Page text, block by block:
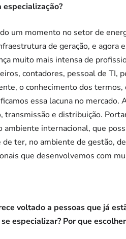
especialização?
um momento no setor de
de geração, e agora
muito mais intensa de
contadores, pessoal de TI,
o conhecimento dos
essa lacuna no
transmissão e distribuição.
ambiente internacional, que
de ter, no ambiente de gestão,
que desenvolvemos com
voltado a pessoas que já
especializar? Por que